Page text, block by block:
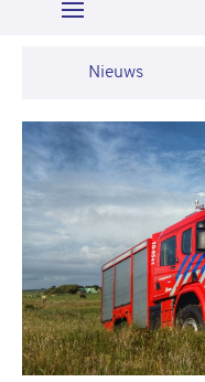
Open Menu
Zoeken
Nieuws